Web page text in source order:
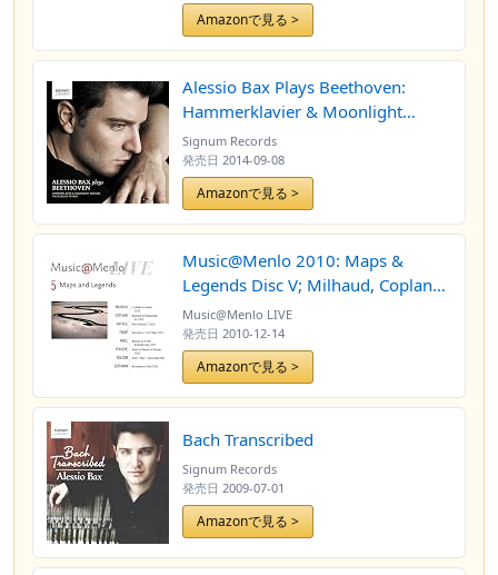
Amazonで見る >
Alessio Bax Plays Beethoven:
Hammerklavier & Moonlight
Sonatas, The Ruins of Athens
Signum Records
発売日 2014-09-08
Amazonで見る >
Music@Menlo 2010: Maps &
Legends Disc V; Milhaud, Copland,
Antheil, Faure, Ravel
Music@Menlo LIVE
発売日 2010-12-14
Amazonで見る >
Bach Transcribed
Signum Records
発売日 2009-07-01
Amazonで見る >